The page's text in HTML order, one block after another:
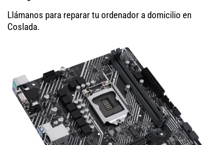
Llámanos para reparar tu ordenador a domicilio en
Coslada.